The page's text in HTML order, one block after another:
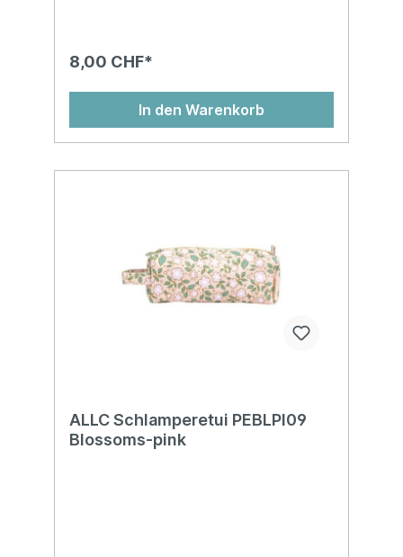
8,00 CHF*
In den Warenkorb
ALLC Schlamperetui PEBLPI09
Blossoms-pink